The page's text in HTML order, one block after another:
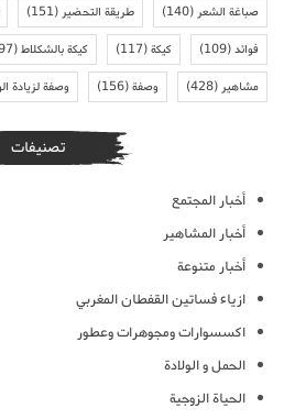
صباغة الشعر(140) طريقة التحضير(151)
فوائد(109) كيكة(117) كيكة بالشكلاط(97)
مشاهير(428) وصفة(156) وصفة لزيادة
تصنيفات
أخبار المجتمع
أخبار المشاهير
أخبار متنوعة
ازياء فساتين القفطان المغربي
اكسسوارات ومجوهرات وعطور
الحمل و الولادة
الحياة الزوجية